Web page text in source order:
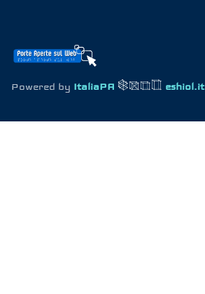
Powered by ItaliaPA eshiol.it